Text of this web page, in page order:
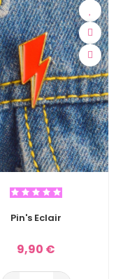
Pin's Eclair
9,90 €